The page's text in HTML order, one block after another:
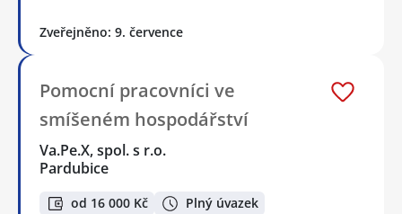
Zveřejněno: 9. července
Pomocní pracovníci ve
smíšeném hospodářství
Va.Pe.X, spol. s r.o.
Pardubice
od 16 000 Kč Plný úvazek